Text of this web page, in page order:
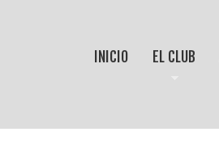
INICIO EL CLUB